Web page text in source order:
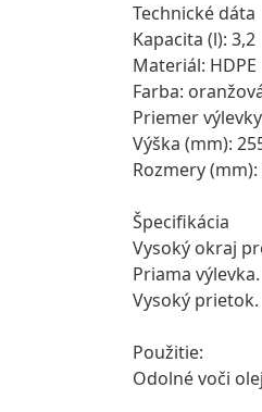
Technické dáta
Kapacita (l): 3,2
Materiál: HDPE
Farba:
Priemer
Výška (mm):
Rozmery (mm):
Špecifikácia
Vysoký okraj
Priama výlevka.
Vysoký prietok.
Použitie:
Odolné voči